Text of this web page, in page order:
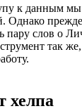
к данным мы
Однако
пару слов о
так
хелпа